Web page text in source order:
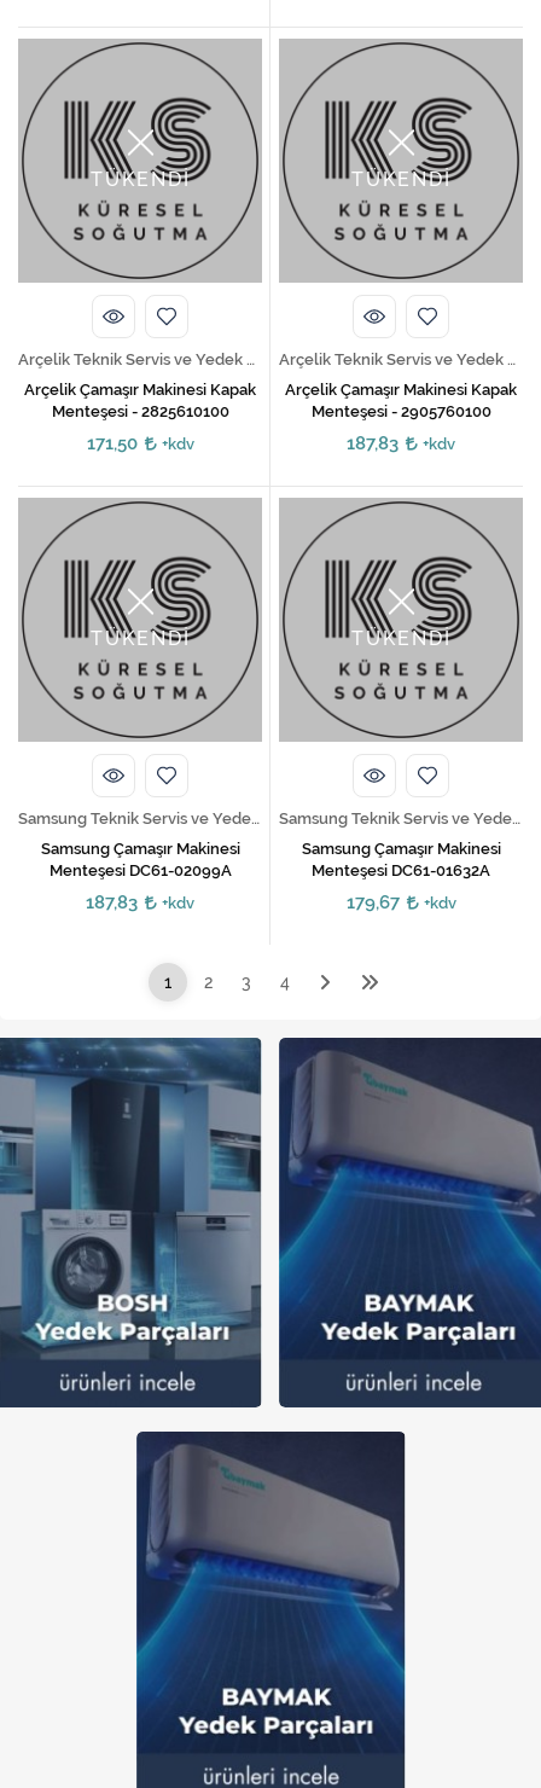
TÜKENDİ
Arçelik Teknik Servis ve Yedek Parça Hizmetleri
Arçelik Çamaşır Makinesi Kapak
Menteşesi - 2825610100
171,50 +kdv
TÜKENDİ
Arçelik Teknik Servis ve Yedek Parça Hizmetleri
Arçelik Çamaşır Makinesi Kapak
Menteşesi - 2905760100
187,83 +kdv
TÜKENDİ
Samsung Teknik Servis ve Yedek Parça Hizmetleri
Samsung Çamaşır Makinesi
Menteşesi DC61-02099A
187,83 +kdv
TÜKENDİ
Samsung Teknik Servis ve Yedek Parça Hizmetleri
Samsung Çamaşır Makinesi
Menteşesi DC61-01632A
179,67 +kdv
1 2 3 4